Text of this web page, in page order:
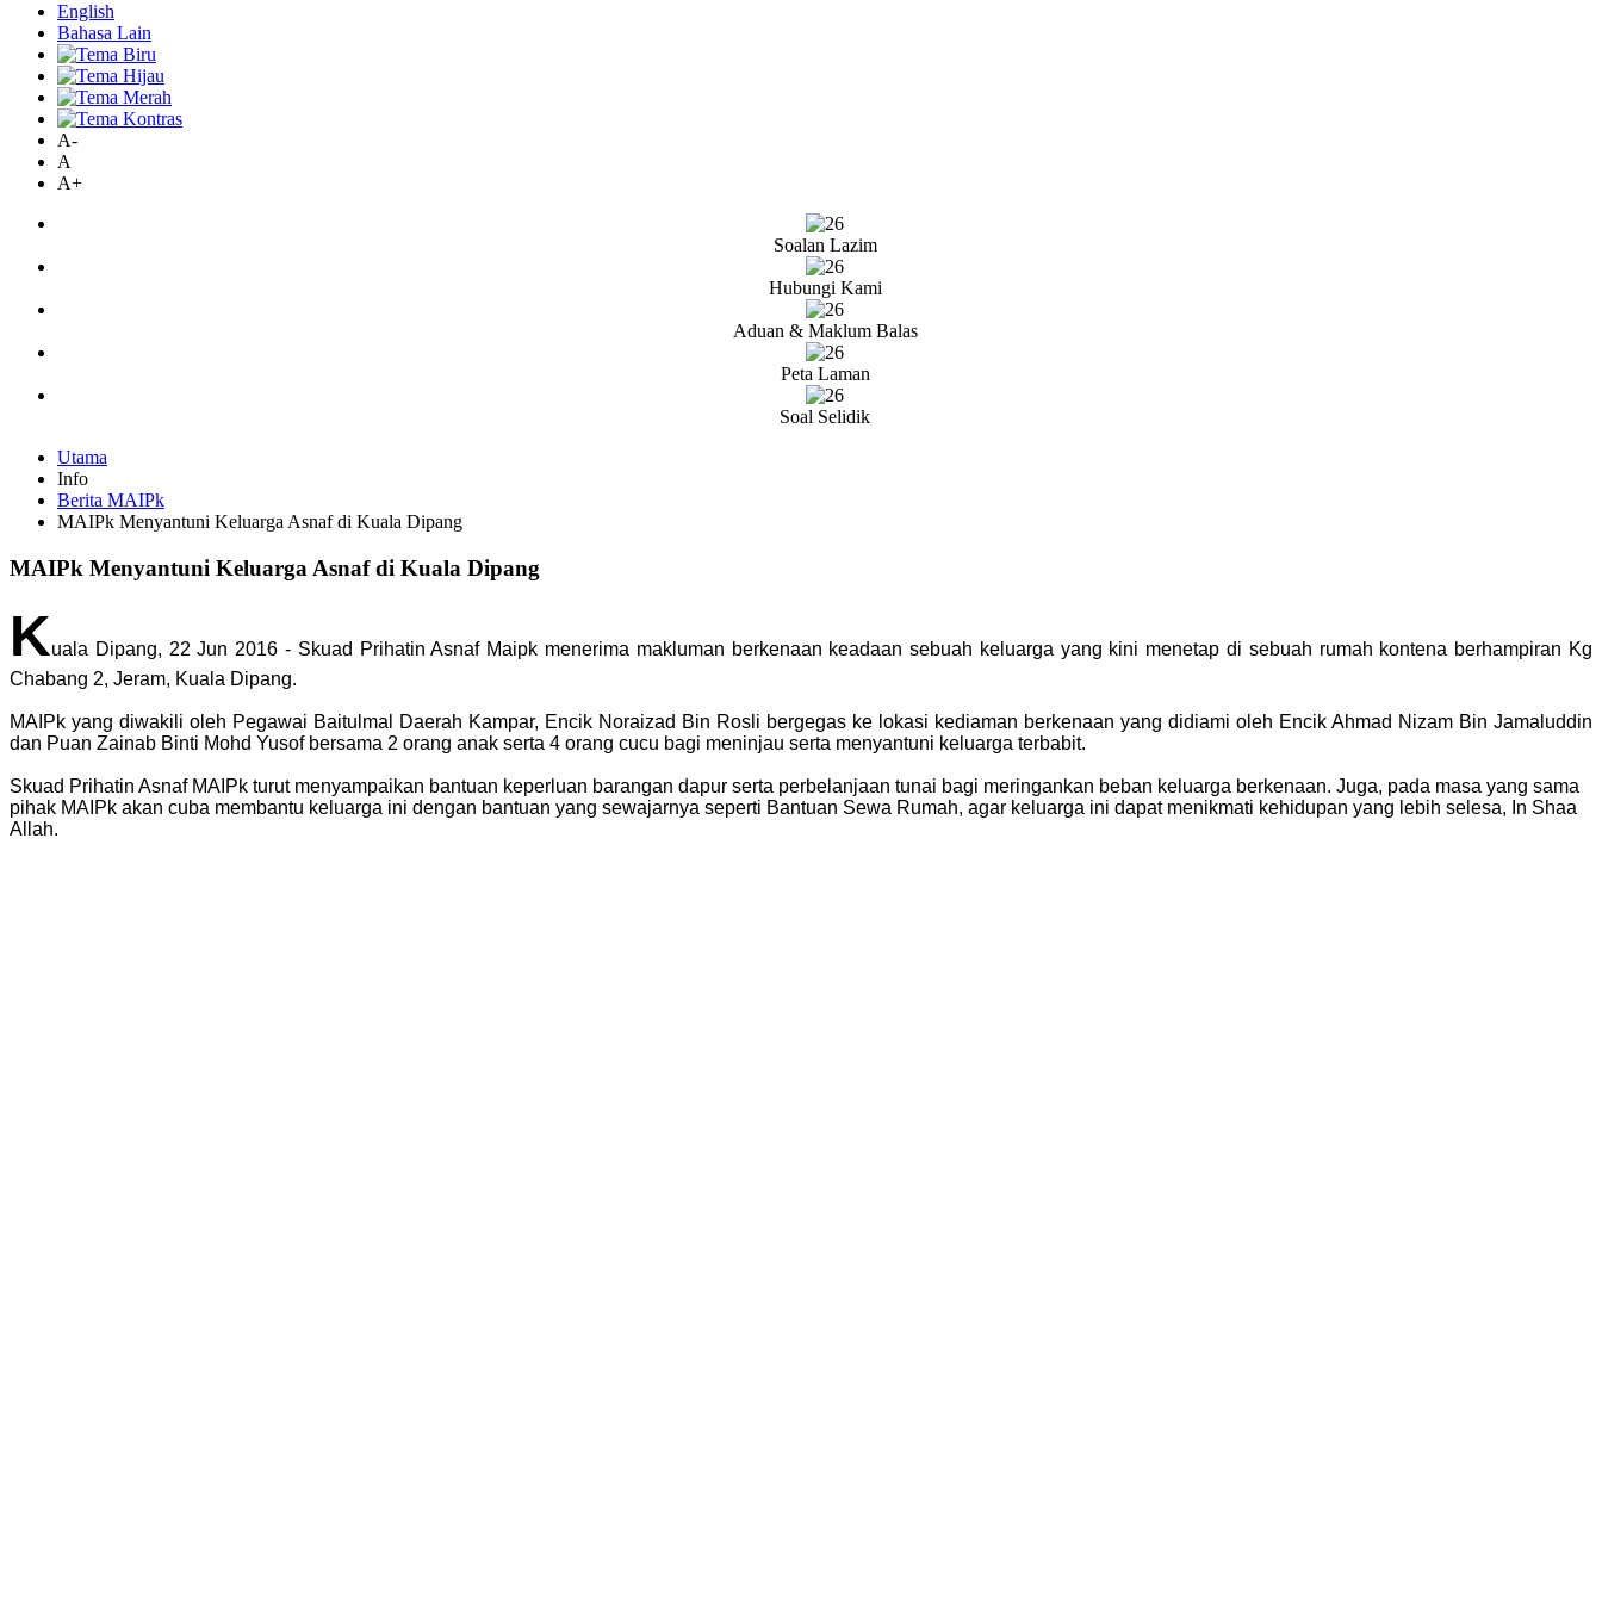
English
Bahasa Lain
A-
A
A+
Soalan Lazim
Hubungi Kami
Aduan & Maklum Balas
Peta Laman
Soal Selidik
Utama
Info
Berita MAIPk
MAIPk Menyantuni Keluarga Asnaf di Kuala Dipang
MAIPk Menyantuni Keluarga Asnaf di Kuala Dipang
Kuala Dipang, 22 Jun 2016 - Skuad Prihatin Asnaf Maipk menerima makluman berkenaan keadaan sebuah keluarga yang kini menetap di sebuah rumah kontena berhampiran Kg
Chabang 2, Jeram, Kuala Dipang.
MAIPk yang diwakili oleh Pegawai Baitulmal Daerah Kampar, Encik Noraizad Bin Rosli bergegas ke lokasi kediaman berkenaan yang didiami oleh Encik Ahmad Nizam Bin Jamaluddin
dan Puan Zainab Binti Mohd Yusof bersama 2 orang anak serta 4 orang cucu bagi meninjau serta menyantuni keluarga terbabit.
Skuad Prihatin Asnaf MAIPk turut menyampaikan bantuan keperluan barangan dapur serta perbelanjaan tunai bagi meringankan beban keluarga berkenaan. Juga, pada masa yang sama
pihak MAIPk akan cuba membantu keluarga ini dengan bantuan yang sewajarnya seperti Bantuan Sewa Rumah, agar keluarga ini dapat menikmati kehidupan yang lebih selesa, In Shaa
Allah.